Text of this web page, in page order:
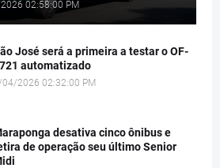
02:58:00 PM
José será a primeira a testar o OF-
automatizado
2026 02:32:00 PM
desativa cinco ônibus e
de operação seu último Senior